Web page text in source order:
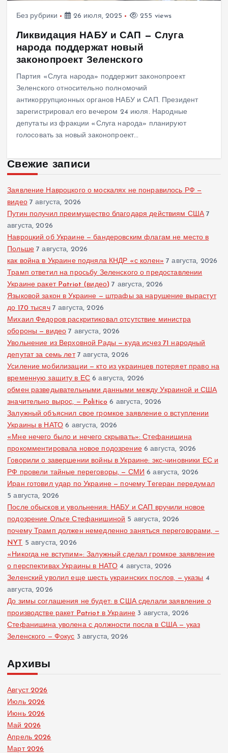
Без рубрики 26 июля, 2025 255 views
Ликвидация НАБУ и САП — Слуга
народа поддержат новый
законопроект Зеленского
Партия «Слуга народа» поддержит законопроект
Зеленского относительно полномочий
антикоррупционных органов НАБУ и САП. Президент
зарегистрировал его вечером 24 июля. Народные
депутаты из фракции «Слуга народа» планируют
голосовать за новый законопроект…
Свежие записи
Заявление Навроцкого о москалях не понравилось РФ —
видео 7 августа, 2026
Путин получил преимущество благодаря действиям США 7
августа, 2026
Навроцкий об Украине — бандеровским флагам не место в
Польше 7 августа, 2026
как война в Украине подняла КНДР «с колен» 7 августа, 2026
Трамп ответил на просьбу Зеленского о предоставлении
Украине ракет Patriot (видео) 7 августа, 2026
Языковой закон в Украине — штрафы за нарушение вырастут
до 170 тысяч 7 августа, 2026
Михаил Федоров раскритиковал отсутствие министра
обороны — видео 7 августа, 2026
Увольнение из Верховной Рады — куда исчез 71 народный
депутат за семь лет 7 августа, 2026
Усиление мобилизации — кто из украинцев потеряет право на
временную защиту в ЕС 6 августа, 2026
обмен разведывательными данными между Украиной и США
значительно вырос, — Politico 6 августа, 2026
Залужный объяснил свое громкое заявление о вступлении
Украины в НАТО 6 августа, 2026
«Мне нечего было и нечего скрывать»: Стефанишина
прокомментировала новое подозрение 6 августа, 2026
Говорили о завершении войны в Украине: экс-чиновники ЕС и
РФ провели тайные переговоры, — СМИ 6 августа, 2026
Иран готовил удар по Украине — почему Тегеран передумал
5 августа, 2026
После обысков и увольнения: НАБУ и САП вручили новое
подозрение Ольге Стефанишиной 5 августа, 2026
почему Трамп должен немедленно заняться переговорами, —
NYT 5 августа, 2026
«Никогда не вступим»: Залужный сделал громкое заявление
о перспективах Украины в НАТО 4 августа, 2026
Зеленский уволил еще шесть украинских послов, — указы 4
августа, 2026
До зимы соглашения не будет: в США сделали заявление о
производстве ракет Patriot в Украине 3 августа, 2026
Стефанишина уволена с должности посла в США — указ
Зеленского — Фокус 3 августа, 2026
Архивы
Август 2026
Июль 2026
Июнь 2026
Май 2026
Апрель 2026
Март 2026